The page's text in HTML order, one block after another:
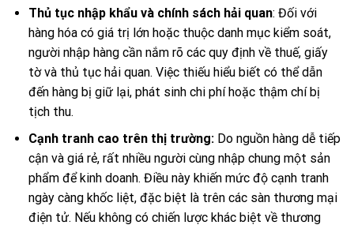
Thủ tục nhập khẩu và chính sách hải quan: Đối với
hàng hóa có giá trị lớn hoặc thuộc danh mục kiểm soát,
người nhập hàng cần nắm rõ các quy định về thuế, giấy
tờ và thủ tục hải quan. Việc thiếu hiểu biết có thể dẫn
đến hàng bị giữ lại, phát sinh chi phí hoặc thậm chí bị
tịch thu.
Cạnh tranh cao trên thị trường:Do nguồn hàng dễ tiếp
cận và giá rẻ, rất nhiều người cùng nhập chung một sản
phẩm để kinh doanh. Điều này khiến mức độ cạnh tranh
ngày càng khốc liệt, đặc biệt là trên các sàn thương mại
điện tử. Nếu không có chiến lược khác biệt về thương